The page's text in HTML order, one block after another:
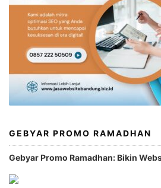
GEBYAR PROMO RAMADHAN
Gebyar Promo Ramadhan: Bikin